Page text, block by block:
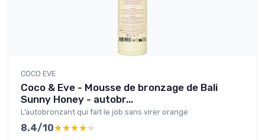
COCO EVE
Coco & Eve - Mousse de bronzage de Bali
Sunny Honey - autobr...
L’autobronzant qui fait le job sans virer orange
8.4/10★★★★★
★★★★★